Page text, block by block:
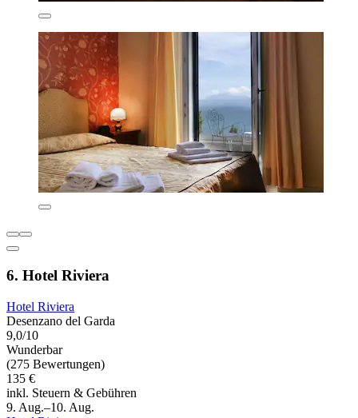
6. Hotel Riviera
Hotel Riviera
Desenzano del Garda
9,0/10
Wunderbar
(275 Bewertungen)
135 €
inkl. Steuern & Gebühren
9. Aug.–10. Aug.